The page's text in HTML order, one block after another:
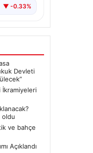
▼ -0.33%
Devleti
İkramiyeleri
oldu
ve bahçe
Açıklandı